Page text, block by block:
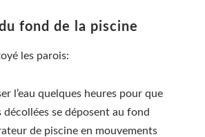
fond de la piscine
les parois:
l’eau quelques heures pour que
décollées se déposent au fond
de piscine en mouvements